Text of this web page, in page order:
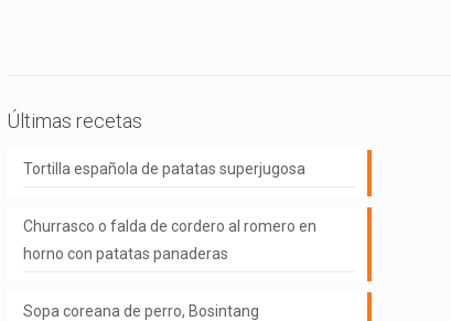
Últimas recetas
Tortilla española de patatas superjugosa
Churrasco o falda de cordero al romero en
horno con patatas panaderas
Sopa coreana de perro, Bosintang